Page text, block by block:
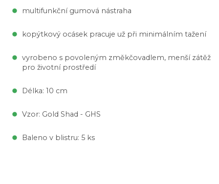
multifunkční gumová nástraha
kopýtkový ocásek pracuje už při minimálním tažení
vyrobeno s povoleným změkčovadlem, menší zátěž
pro životní prostředí
Délka: 10 cm
Vzor: Gold Shad - GHS
Baleno v blistru: 5 ks